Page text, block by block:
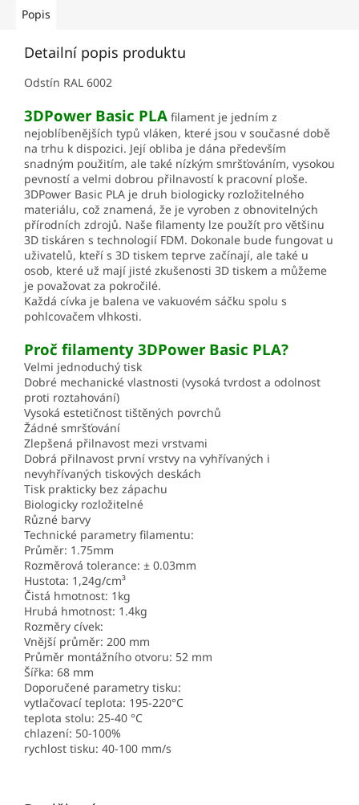
Popis
Detailní popis produktu
Odstín RAL 6002
3DPower Basic PLA filament je jedním z
nejoblíbenějších typů vláken, které jsou v současné době
na trhu k dispozici. Její obliba je dána především
snadným použitím, ale také nízkým smršťováním, vysokou
pevností a velmi dobrou přilnavostí k pracovní ploše.
3DPower Basic PLA je druh biologicky rozložitelného
materiálu, což znamená, že je vyroben z obnovitelných
přírodních zdrojů. Naše filamenty lze použít pro většinu
3D tiskáren s technologií FDM. Dokonale bude fungovat u
uživatelů, kteří s 3D tiskem teprve začínají, ale také u
osob, které už mají jisté zkušenosti 3D tiskem a můžeme
je považovat za pokročilé.
Každá cívka je balena ve vakuovém sáčku spolu s
pohlcovačem vlhkosti.
Proč filamenty 3DPower Basic PLA?
Velmi jednoduchý tisk
Dobré mechanické vlastnosti (vysoká tvrdost a odolnost
proti roztahování)
Vysoká estetičnost tištěných povrchů
Žádné smršťování
Zlepšená přilnavost mezi vrstvami
Dobrá přilnavost první vrstvy na vyhřívaných i
nevyhřívaných tiskových deskách
Tisk prakticky bez zápachu
Biologicky rozložitelné
Různé barvy
Technické parametry filamentu:
Průměr: 1.75mm
Rozměrová tolerance: ± 0.03mm
Hustota: 1,24g/cm³
Čistá hmotnost: 1kg
Hrubá hmotnost: 1.4kg
Rozměry cívek:
Vnější průměr: 200 mm
Průměr montážního otvoru: 52 mm
Šířka: 68 mm
Doporučené parametry tisku:
vytlačovací teplota: 195-220°C
teplota stolu: 25-40 °C
chlazení: 50-100%
rychlost tisku: 40-100 mm/s